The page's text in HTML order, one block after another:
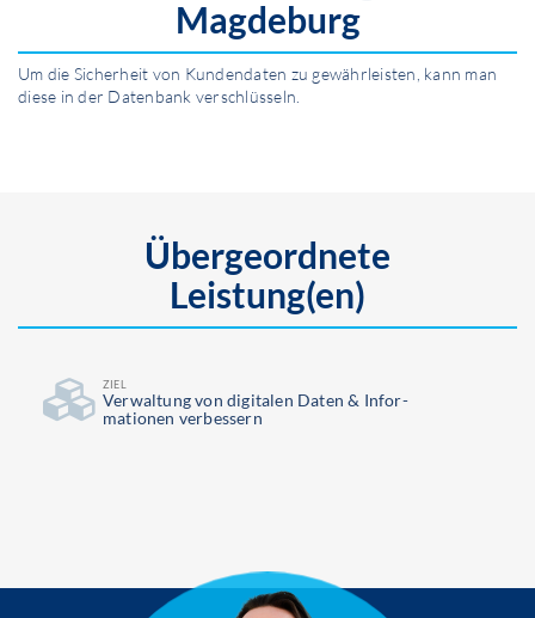
Magdeburg
Um die Sicherheit von Kundendaten zu gewährleisten, kann man
diese in der Datenbank verschlüsseln.
Übergeordnete
Leistung(en)
ZIEL
Ver­waltung von digitalen Daten & Infor­
mationen verbessern